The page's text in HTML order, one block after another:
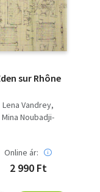
sur Rhône
Lena Vandrey
Mina Noubadji-
Online ár:
2 990 Ft